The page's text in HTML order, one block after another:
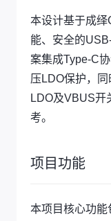
本设计基于成
能、安全的
案集成Type-C
压LDO保护，
LDO及VBUS开
考。
项目功能
本项目核心功